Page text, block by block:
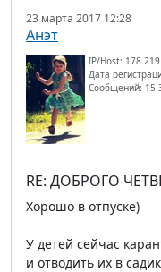
23 марта 2017 12:28
Анэт
IP/Host:
Дата
Сообщений: 15
RE: ДОБРОГО
Хорошо в отпуске)
У детей сейчас
и отводить их в